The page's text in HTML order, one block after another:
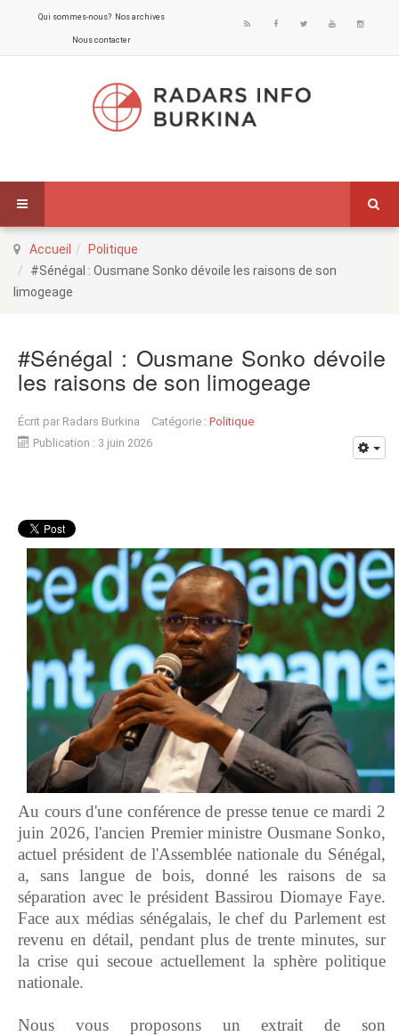
Qui sommes-nous? Nos archives
Nous contacter
Accueil
Politique
#Sénégal : Ousmane Sonko dévoile les raisons de son
limogeage
#Sénégal : Ousmane Sonko dévoile
les raisons de son limogeage
Écrit par Radars Burkina Catégorie : Politique
Publication : 3 juin 2026
Au cours d'une conférence de presse tenue ce mardi 2
juin 2026, l'ancien Premier ministre Ousmane Sonko,
actuel président de l'Assemblée nationale du Sénégal,
a, sans langue de bois, donné les raisons de sa
séparation avec le président Bassirou Diomaye Faye.
Face aux médias sénégalais, le chef du Parlement est
revenu en détail, pendant plus de trente minutes, sur
la crise qui secoue actuellement la sphère politique
nationale.
Nous vous proposons un extrait de son